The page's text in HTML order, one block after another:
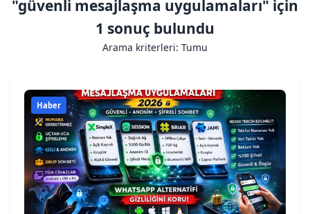
"güvenli mesajlaşma uygulamaları" için
1 sonuç bulundu
Arama kriterleri: Tumu
Haber